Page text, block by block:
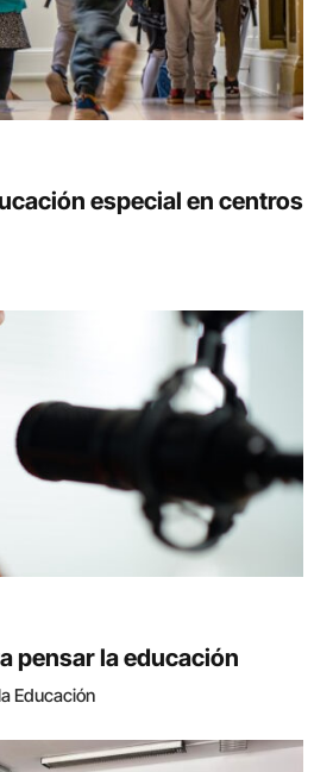
especial en centros
pensar la educación
Educación